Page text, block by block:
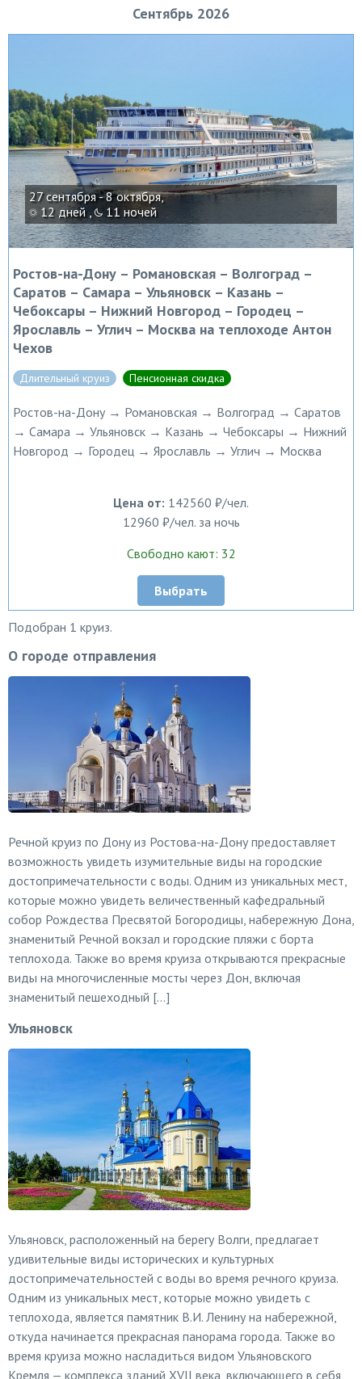
Сентябрь 2026
27 сентября - 8 октября,
12 дней ,
11 ночей
Ростов-на-Дону – Романовская – Волгоград –
Саратов – Самара – Ульяновск – Казань –
Чебоксары – Нижний Новгород – Городец –
Ярославль – Углич – Москва на теплоходе Антон
Чехов
Длительный круиз Пенсионная скидка
Ростов-на-Дону → Романовская → Волгоград → Саратов
→ Самара → Ульяновск → Казань → Чебоксары → Нижний
Новгород → Городец → Ярославль → Углич → Москва
Цена от: 142560 ₽/чел.
12960 ₽/чел. за ночь
Свободно кают: 32
Выбрать
Подобран 1 круиз.
О городе отправления
Речной круиз по Дону из Ростова-на-Дону предоставляет
возможность увидеть изумительные виды на городские
достопримечательности с воды. Одним из уникальных мест,
которые можно увидеть величественный кафедральный
собор Рождества Пресвятой Богородицы, набережную Дона,
знаменитый Речной вокзал и городские пляжи с борта
теплохода. Также во время круиза открываются прекрасные
виды на многочисленные мосты через Дон, включая
знаменитый пешеходный […]
Ульяновск
Ульяновск, расположенный на берегу Волги, предлагает
удивительные виды исторических и культурных
достопримечательностей с воды во время речного круиза.
Одним из уникальных мест, которые можно увидеть с
теплохода, является памятник В.И. Ленину на набережной,
откуда начинается прекрасная панорама города. Также во
время круиза можно насладиться видом Ульяновского
Кремля — комплекса зданий XVII века, включающего в себя